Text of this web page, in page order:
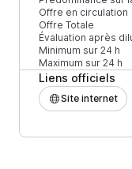
Offre en circulation
Offre Totale
Évaluation après
Minimum sur 24 h
Maximum sur 24 h
Liens officiels
Site internet